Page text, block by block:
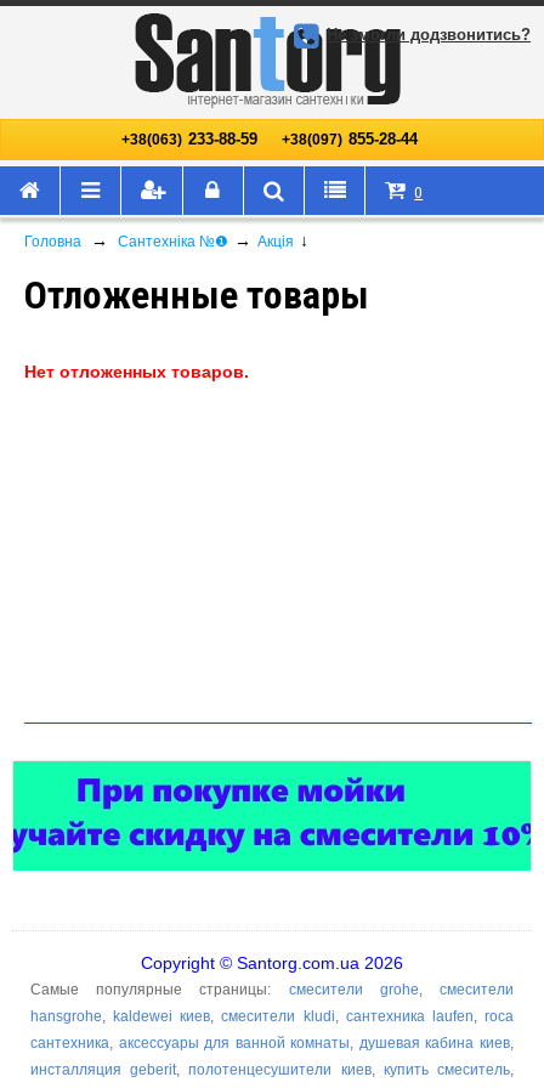
+38(063) 233-88-59 +38(097) 855-28-44
Не змогли додзвонитись?
0
Головна → Сантехніка №❶ → Акція ↓
Отложенные товары
Нет отложенных товаров.
Copyright © Santorg.com.ua 2026
Самые популярные страницы: смесители grohe,смесители
hansgrohe, kaldewei киев,смесители kludi, сантехника laufen,roca
сантехника, аксессуары для ванной комнаты, душевая кабина киев,
инсталляция geberit,полотенцесушители киев, купить смеситель,